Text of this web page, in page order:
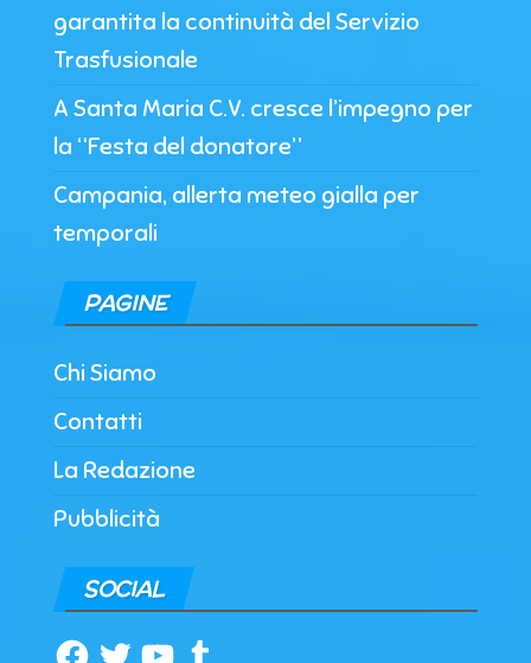
garantita la continuità del Servizio
Trasfusionale
A Santa Maria C.V. cresce l’impegno per
la “Festa del donatore”
Campania, allerta meteo gialla per
temporali
PAGINE
Chi Siamo
Contatti
La Redazione
Pubblicità
SOCIAL
Facebook
TwitterYouTubeTumblr